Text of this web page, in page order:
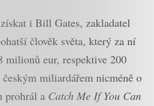
i Bill Gates, zakladatel
člověk světa, který za ní
eur, respektive 200
miliardářem nicméně o
prohrál a Catch Me If You Can